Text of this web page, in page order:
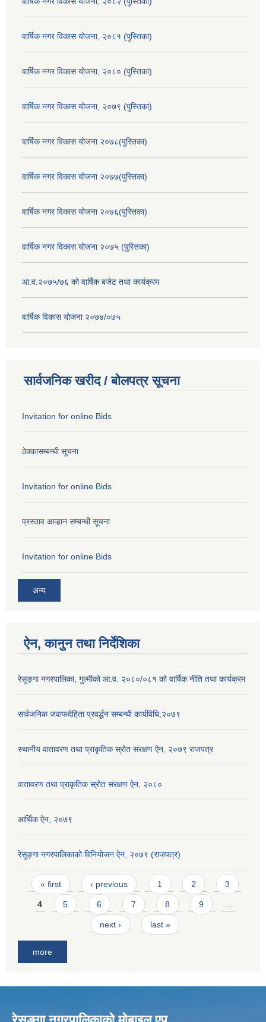
वार्षिक नगर विकास योजना, २०८१ (पुस्तिका)
वार्षिक नगर विकास योजना, २०८० (पुस्तिका)
वार्षिक नगर विकास योजना, २०७९ (पुस्तिका)
वार्षिक नगर विकास योजना २०७८(पुस्तिका)
वार्षिक नगर विकास योजना २०७७(पुस्तिका)
वार्षिक नगर विकास योजना २०७६(पुस्तिका)
वार्षिक नगर विकास योजना २०७५ (पुस्तिका)
आ.व.२०७५/७६ को वार्षिक बजेट तथा कार्यक्रम
वार्षिक विकास योजना २०७४/०७५
सार्वजनिक खरीद / बोलपत्र सूचना
Invitation for online Bids
ठेक्कासम्बन्धी सूचना
Invitation for online Bids
प्रस्ताव आव्हान सम्बन्धी सूचना
Invitation for online Bids
अन्य
ऐन, कानुन तथा निर्देशिका
रेसुङ्गा नगरपालिका, गुल्मीको आ.व. २०८०/०८१ को वार्षिक नीति तथा कार्यक्रम
सार्वजनिक जवाफदेहिता प्रवर्द्धन सम्बन्धी कार्यविधि,२०७९
स्थानीय वातावरण तथा प्राकृतिक स्रोत संरक्षण ऐन, २०७९ राजपत्र
वातावरण तथा प्राकृतिक स्रोत संरक्षण ऐन, २०८०
आर्थिक ऐन, २०७९
रेसुङ्गा नगरपालिकाको विनियोजन ऐन, २०७९ (राजपत्र)
Pages
« first ‹ previous 1 2 3
4 5 6 7 8 9
next › last »
more